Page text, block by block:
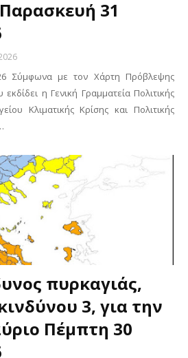
31
Σύμφωνα με τον Χάρτη Πρόβλεψης
η Γενική Γραμματεία Πολιτικής
Κλιματικής Κρίσης και Πολιτικής
πυρκαγιάς,
3, για την
Πέμπτη 30